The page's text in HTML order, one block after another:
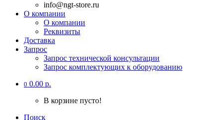
info@ngt-store.ru
О компании
О компании
Реквизиты
Доставка
Запрос
Запрос технической консультации
Запрос комплектующих к оборудованию
0 0.00 р.
В корзине пусто!
Поиск